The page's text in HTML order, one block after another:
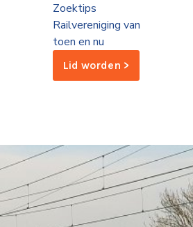
Zoektips
Railvereniging van
toen en nu
Lid worden >